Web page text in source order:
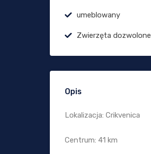
umeblowany
Zwierzęta dozwolone
Opis
Lokalizacja: Crikvenica
Centrum: 41 km